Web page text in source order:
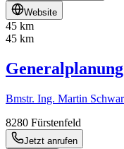
Website
45 km
45 km
Bmstr. Ing. Martin
8280 Fürstenfeld
Jetzt anrufen